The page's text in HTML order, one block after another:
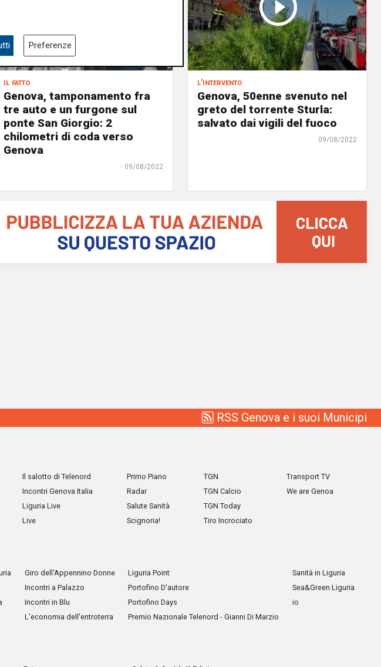
il fatto
Genova, tamponamento fra
tre auto e un furgone sul
ponte San Giorgio: 2
chilometri di coda verso
Genova
09/08/2022
l'intervento
Genova, 50enne svenuto nel
greto del torrente Sturla:
salvato dai vigili del fuoco
09/08/2022
RSS Genova e i suoi Municipi
Il salotto di Telenord
Incontri Genova Italia
Liguria Live
Live
Primo Piano
Radar
Salute Sanità
Scignoria!
TGN
TGN Calcio
TGN Today
Tiro Incrociato
Transport TV
We are Genoa
Giro dell'Appennino Donne
Incontri a Palazzo
Incontri in Blu
L'economia dell'entroterra
Liguria Point
Portofino D'autore
Portofino Days
Premio Nazionale Telenord - Gianni Di Marzio
Sanità in Liguria
Sea&Green Liguria
io
Preferenze